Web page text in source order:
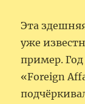
Эта
уже
пример.
«Foreign